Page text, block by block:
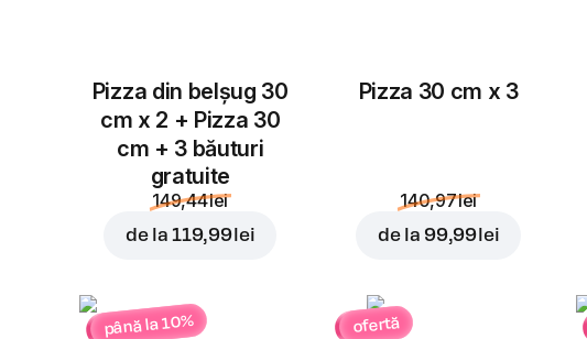
Pizza din belșug 30
cm x 2 + Pizza 30
cm + 3 băuturi
gratuite
149,44 lei
de la119,99 lei
Pizza 30 cm x 3
140,97 lei
de la 99,99 lei
până la 10% ofertă